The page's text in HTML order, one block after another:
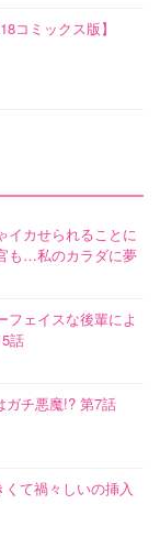
コミックス版】
イカせられることに
も…私のカラダに夢
フェイスな後輩によ
話
ガチ悪魔!? 第7話
て禍々しいの挿入